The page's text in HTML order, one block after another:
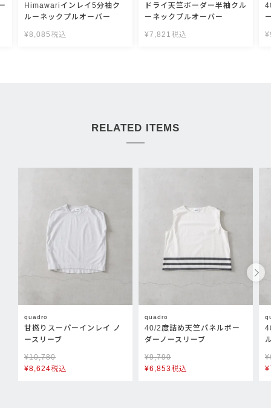
Himawariインレイ5分袖ク
ルーネックプルオーバー
¥8,085 税込
ドライ天竺ボーダー半袖クル
ーネックプルオーバー
¥7,821 税込 ¥
RELATED ITEMS
quadro
甘撚りスーパーインレイ ノ
ースリーブ
¥10,780
¥8,624税込
quadro
40/2度詰め天竺パネルボー
ダーノースリーブ
¥9,790
¥6,853税込
¥
¥